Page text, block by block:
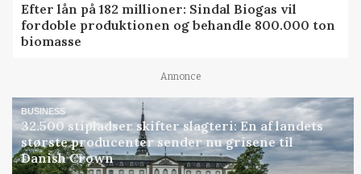
Efter lån på 182 millioner: Sindal Biogas vil
fordoble produktionen og behandle 800.000 ton
biomasse
Annonce
BUSINESS
32.500 stipladser skifter slagteri: En af landets
største producenter sender nu grisene til
Danish Crown